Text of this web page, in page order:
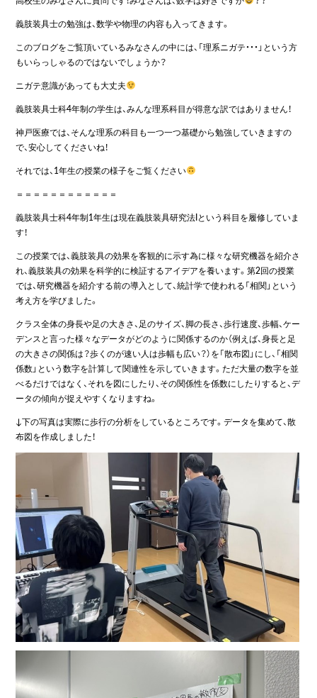
義肢装具士の勉強は、数学や物理の内容も入ってきます。
このブログをご覧頂いているみなさんの中には、「理系ニガテ・・・」という方
もいらっしゃるのではないでしょうか？
ニガテ意識があっても大丈夫
義肢装具士科4年制の学生は、みんな理系科目が得意な訳ではありません！
神戸医療では、そんな理系の科目も一つ一つ基礎から勉強していきますの
で、安心してくださいね！
それでは、1年生の授業の様子をご覧ください
＝＝＝＝＝＝＝＝＝＝＝＝
義肢装具士科4年制1年生は現在義肢装具研究法Iという科目を履修していま
す！
この授業では、義肢装具の効果を客観的に示す為に様々な研究機器を紹介さ
れ、義肢装具の効果を科学的に検証するアイデアを養います。第2回の授業
では、研究機器を紹介する前の導入として、統計学で使われる「相関」という
考え方を学びました。
クラス全体の身長や足の大きさ、足のサイズ、脚の長さ、歩行速度、歩幅、ケー
デンスと言った様々なデータがどのように関係するのか（例えば、身長と足
の大きさの関係は？歩くのが速い人は歩幅も広い？）を「散布図」にし、「相関
係数」という数字を計算して関連性を示していきます。ただ大量の数字を並
べるだけではなく、それを図にしたり、その関係性を係数にしたりすると、デ
ータの傾向が捉えやすくなりますね。
↓下の写真は実際に歩行の分析をしているところです。データを集めて、散
布図を作成しました！